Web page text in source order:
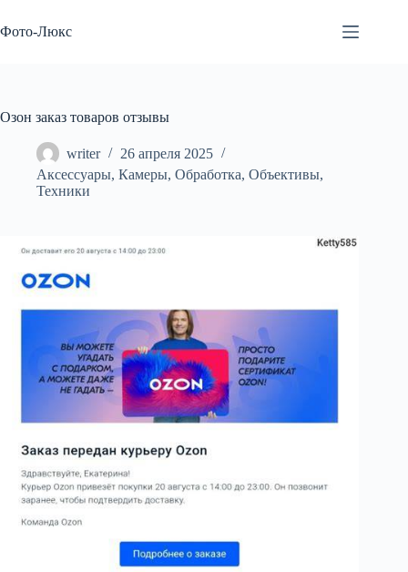
к
сути
Фото-Люкс
Озон заказ товаров отзывы
writer
26 апреля 2025
Аксессуары, Камеры, Обработка, Объективы,
Техники